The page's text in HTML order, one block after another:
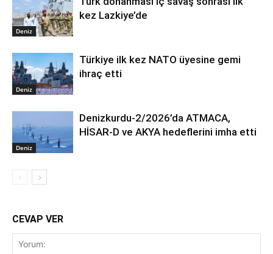
Deniz
kez Lazkiye’de
Deniz
Türkiye ilk kez NATO üyesine gemi
ihraç etti
Deniz
Denizkurdu-2/2026’da ATMACA,
HİSAR-D ve AKYA hedeflerini imha etti
CEVAP VER